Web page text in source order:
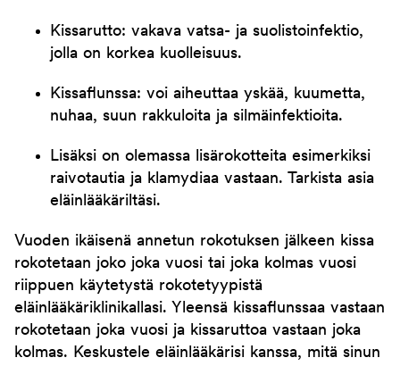
Kissarutto: vakava vatsa- ja suolistoinfektio,
jolla on korkea kuolleisuus.
Kissaflunssa: voi aiheuttaa yskää, kuumetta,
nuhaa, suun rakkuloita ja silmäinfektioita.
Lisäksi on olemassa lisärokotteita esimerkiksi
raivotautia ja klamydiaa vastaan. Tarkista asia
eläinlääkäriltäsi.
Vuoden ikäisenä annetun rokotuksen jälkeen kissa
rokotetaan joko joka vuosi tai joka kolmas vuosi
riippuen käytetystä rokotetyypistä
eläinlääkäriklinikallasi. Yleensä kissaflunssaa vastaan
rokotetaan joka vuosi ja kissaruttoa vastaan joka
kolmas. Keskustele eläinlääkärisi kanssa, mitä sinun